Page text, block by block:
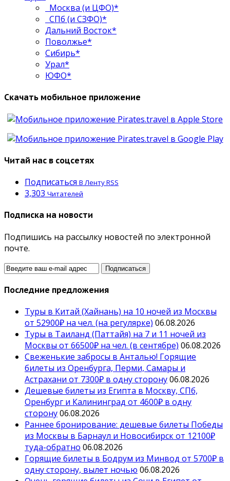
Москва (и ЦФО)*
СПб (и СЗФО)*
Дальний Восток*
Поволжье*
Сибирь*
Урал*
ЮФО*
Скачать мобильное приложение
Читай нас в соцсетях
Подписаться В Ленту RSS
3,303 Читателей
Подписка на новости
Подпишись на рассылку новостей по электронной
почте.
Последние предложения
Туры в Китай (Хайнань) на 10 ночей из Москвы
от 52900₽ на чел. (на регулярке) 06.08.2026
Туры в Таиланд (Паттайя) на 7 и 11 ночей из
Москвы от 66500₽ на чел. (в сентябре) 06.08.2026
Свеженькие забросы в Анталью! Горящие
билеты из Оренбурга, Перми, Самары и
Астрахани от 7300₽ в одну сторону06.08.2026
Дешевые билеты из Египта в Москву, СПб,
Оренбург и Калининград от 4600₽ в одну
сторону06.08.2026
Раннее бронирование: дешевые билеты Победы
из Москвы в Барнаул и Новосибирск от 12100₽
туда-обратно 06.08.2026
Горящие билеты в Бодрум из Минвод от 5700₽ в
одну сторону, вылет ночью 06.08.2026